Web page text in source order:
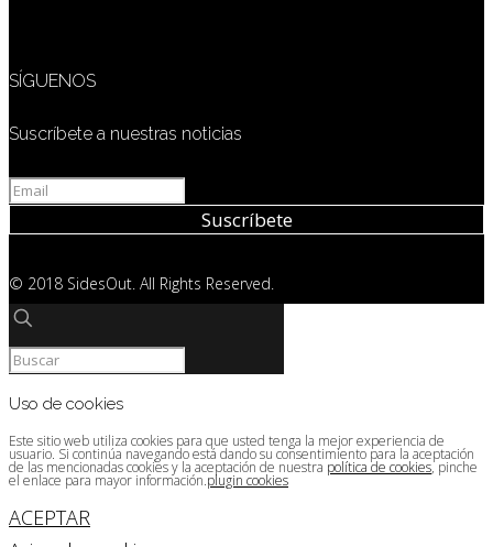
SÍGUENOS
Suscríbete a nuestras noticias
© 2018 SidesOut. All Rights Reserved.
Uso de cookies
Este sitio web utiliza cookies para que usted tenga la mejor experiencia de
usuario. Si continúa navegando está dando su consentimiento para la aceptación
de las mencionadas cookies y la aceptación de nuestra política de cookies, pinche
el enlace para mayor información.plugin cookies
ACEPTAR